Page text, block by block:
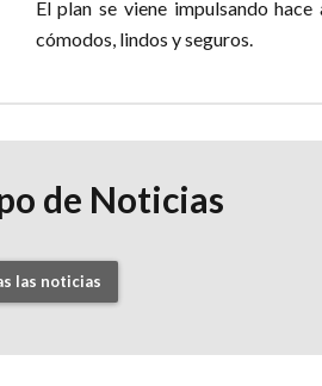
El plan se viene impulsando
cómodos, lindos y seguros.
de Noticias
las noticias